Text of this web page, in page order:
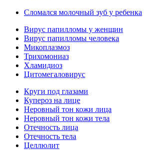
Сломался молочный зуб у ребенка
Вирус папилломы у женщин
Вирус папилломы человека
Микоплазмоз
Трихомониаз
Хламидиоз
Цитомегаловирус
Круги под глазами
Купероз на лице
Неровный тон кожи лица
Неровный тон кожи тела
Отечность лица
Отечность тела
Целлюлит